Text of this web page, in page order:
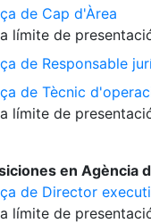
de Cap d'Àrea
límite de
de Responsable
de Tècnic
límite de
en Agència
de Director
límite de